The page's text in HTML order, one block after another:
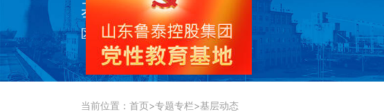
基层动态
区队建设动态
当前位置： 首页>专题专栏>基层动态